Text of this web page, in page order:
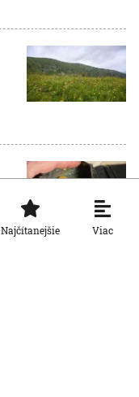
Najčítanejšie Viac